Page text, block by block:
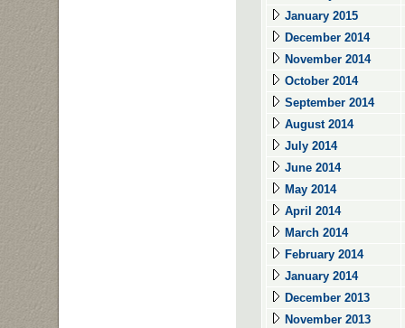
January 2015
December 2014
November 2014
October 2014
September 2014
August 2014
July 2014
June 2014
May 2014
April 2014
March 2014
February 2014
January 2014
December 2013
November 2013